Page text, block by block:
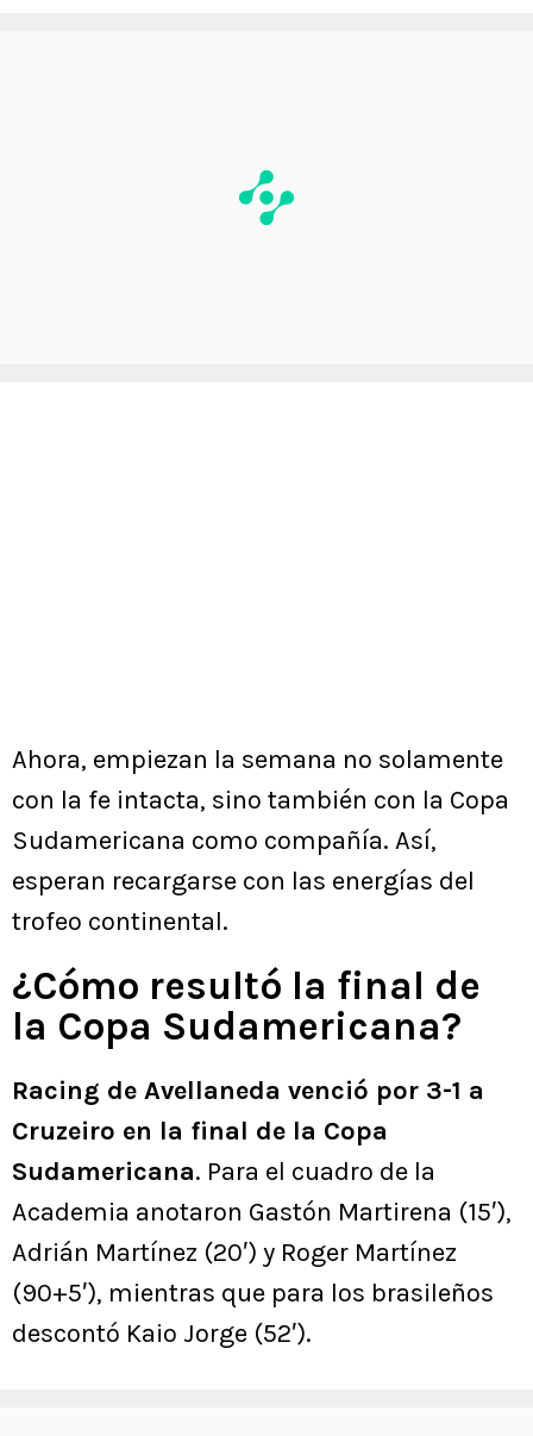
Ahora, empiezan la semana no solamente
con la fe intacta, sino también con la Copa
Sudamericana como compañía. Así,
esperan recargarse con las energías del
trofeo continental.
¿Cómo resultó la final de
la Copa Sudamericana?
Racing de Avellaneda venció por 3-1 a
Cruzeiro en la final de la Copa
Sudamericana. Para el cuadro de la
Academia anotaron Gastón Martirena (15′),
Adrián Martínez (20′) y Roger Martínez
(90+5′), mientras que para los brasileños
descontó Kaio Jorge (52′).